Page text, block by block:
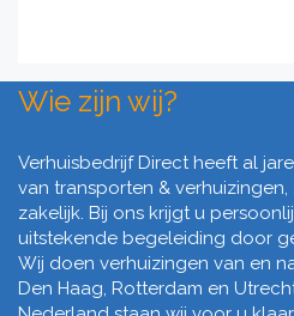
Wie zijn wij?
Verhuisbedrijf Direct heeft al
van transporten &
zakelijk. Bij ons krijgt u
uitstekende begeleiding door
Wij doen verhuizingen van en
Den Haag, Rotterdam en